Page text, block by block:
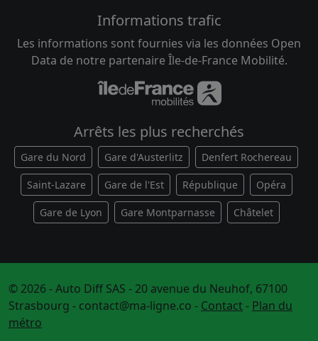
Informations trafic
Les informations sont fournies via les données Open
Data de notre partenaire Île-de-France Mobilité.
Arrêts les plus recherchés
Gare du Nord Gare d'Austerlitz Denfert Rochereau
Saint-Lazare Gare de l'Est République Opéra
Gare de Lyon Gare Montparnasse Châtelet
© 2026 - Auto Diff SAS - 20 avenue du Neuhof, 67100
Strasbourg - contact@ma-ligne.co - Contact- Plan du
métro